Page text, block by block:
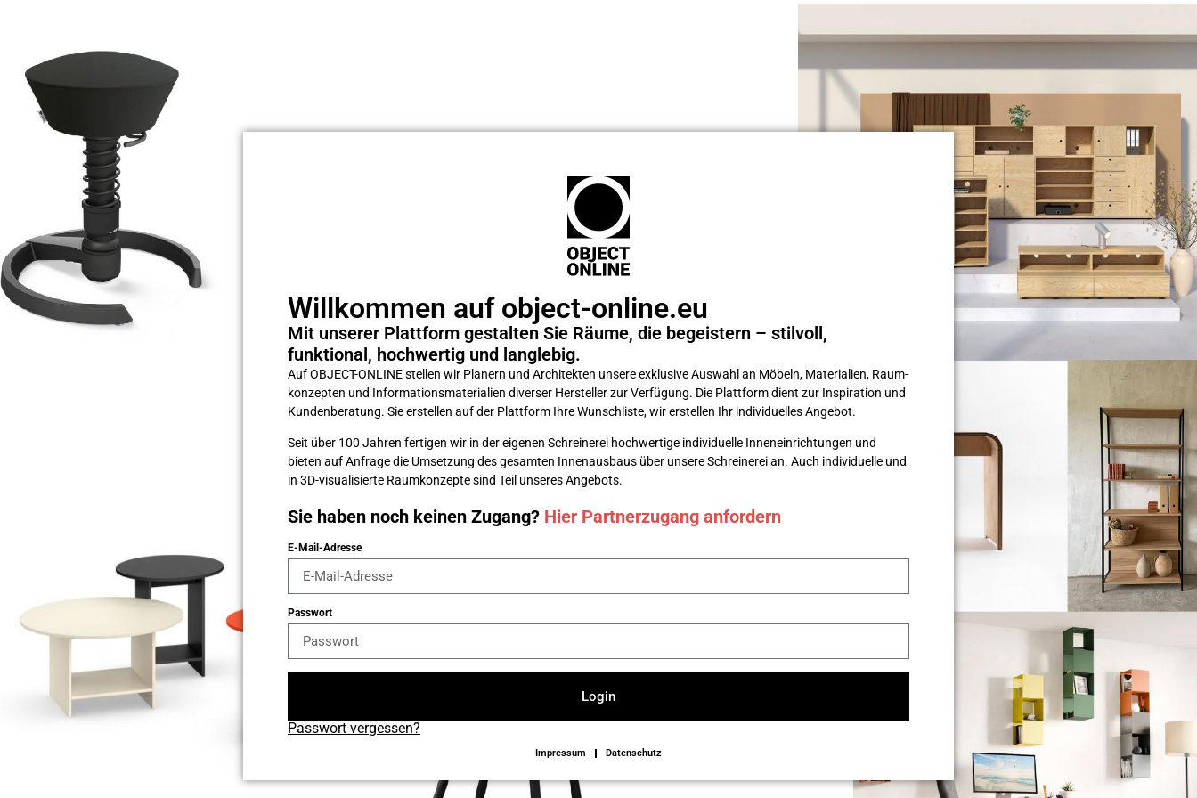
Willkommen auf object-online.eu
Mit unserer Plattform gestalten Sie Räume, die begeistern – stilvoll,
funktional, hochwertig und langlebig.
Auf OBJECT-ONLINE stellen wir Planern und Architekten unsere exklusive Auswahl an Möbeln, Materialien, Raum­
konzepten und Informations­materialien diverser Hersteller zur Verfügung. Die Plattform dient zur Inspiration und
Kunden­beratung. Sie erstellen auf der Plattform Ihre Wunsch­liste, wir erstellen Ihr individuelles Angebot.
Seit über 100 Jahren fertigen wir in der eigenen Schreinerei hochwertige individuelle Inneneinrichtungen und
bieten auf Anfrage die Umsetzung des gesamten Innenausbaus über unsere Schreinerei an. Auch individuelle und
in 3D-visualisierte Raumkonzepte sind Teil unseres Angebots.
Sie haben noch keinen Zugang? Hier Partnerzugang anfordern
E-Mail-Adresse
Passwort
Login
Passwort vergessen?
Impressum Datenschutz